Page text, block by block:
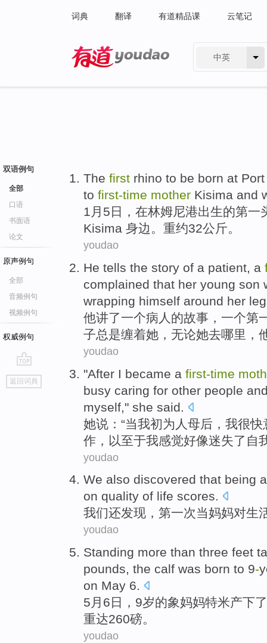
词典 翻译 有道精品课 云笔记
中英
双语例句
全部
口语
书面语
论文
原声例句
全部
音频例句
视频例句
权威例句
go
top
返回词典
The first rhino to be born at
to first-time mother Kisima and
1 月5日，在林姆尼港出生的第
Kisima 身边。重约32公斤。
youdao
He tells the story of a patient, a
complained that her young son
wrapping himself around her
他讲了一个病人 的故事 ，一个第
子总是缠着她， 无论她去哪里，
youdao
"After I became a first-time
busy caring for other people
myself ," she said
她说：“当我初为人 母后，我很快
作 ， 以至于我感觉好像迷失了 自
youdao
We also discovered that being
on quality of life scores.
我们还发现 ， 第一次当妈妈对生
youdao
Standing more than three feet
pounds, the calf was born to 9-
on May 6.
5 月6 日 ， 9岁的象妈妈特米产下
重达260磅。
youdao